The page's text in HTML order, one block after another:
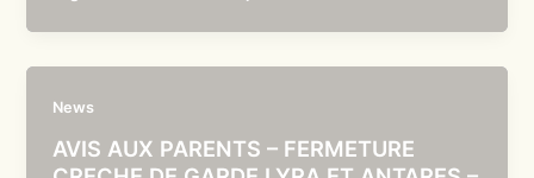
News
AVIS AUX PARENTS – FERMETURE